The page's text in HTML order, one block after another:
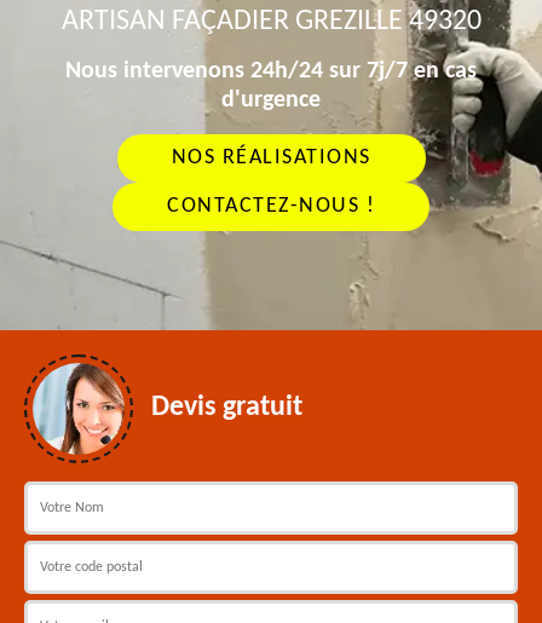
ARTISAN FAÇADIER GREZILLE 49320
Nous intervenons 24h/24 sur 7j/7 en cas
d'urgence
NOS RÉALISATIONS
CONTACTEZ-NOUS !
Devis gratuit